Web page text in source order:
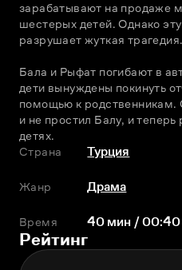
зарабатывают на продаже
шестерых детей. Однако
разрушает жуткая трагедия.
Бала и Рыфат погибают в
дети вынуждены покинуть
помощью к родственникам.
и не простил Балу, и
детях.
Страна
Турция
Жанр Драма
Время 40 мин / 00:40
Рейтинг